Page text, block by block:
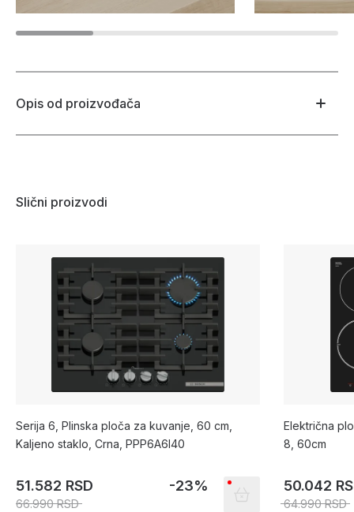
Opis od proizvođača
Slični proizvodi
Serija 6, Plinska ploča za kuvanje, 60 cm,
Kaljeno staklo, Crna, PPP6A6I40
51.582 RSD
66.990 RSD
-23%
Električna
8, 60cm
50.042
64.990 RSD